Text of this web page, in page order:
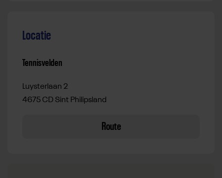
Locatie
Tennisvelden
Luysterlaan 2
4675 CD Sint Philipsland
Route